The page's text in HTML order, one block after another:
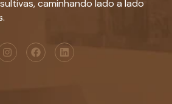
caminhando lado a lado